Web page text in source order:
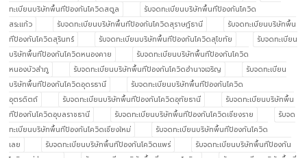
ทะเบียนบริษัทพื้นทีป้องกันโควิดสตูล
รับจดทะเบียนบริษัทพื้นทีป้องกันโควิด
สระแก้ว
รับจดทะเบียนบริษัทพื้นทีป้องกันโควิดสุราษฎ์ธานี
รับจดทะเบียนบริษัทพื้น
ทีป้องกันโควิดสุรินทร์
รับจดทะเบียนบริษัทพื้นทีป้องกันโควิดสุโขทัย
รับจดทะเบียน
บริษัทพื้นทีป้องกันโควิดหนองคาย
รับจดทะเบียนบริษัทพื้นทีป้องกันโควิด
หนองบัวลำภู
รับจดทะเบียนบริษัทพื้นทีป้องกันโควิดอำนาจเจริญ
รับจดทะเบียน
บริษัทพื้นทีป้องกันโควิดอุดรธานี
รับจดทะเบียนบริษัทพื้นทีป้องกันโควิด
อุตรดิตถ์
รับจดทะเบียนบริษัทพื้นทีป้องกันโควิดอุทัยธานี
รับจดทะเบียนบริษัทพื้น
ทีป้องกันโควิดอุบลราชธานี
รับจดทะเบียนบริษัทพื้นทีป้องกันโควิดเชียงราย
รับจด
ทะเบียนบริษัทพื้นทีป้องกันโควิดเชียงใหม่
รับจดทะเบียนบริษัทพื้นทีป้องกันโควิด
เลย
รับจดทะเบียนบริษัทพื้นทีป้องกันโควิดแพร่
รับจดทะเบียนบริษัทพื้นทีป้องกัน